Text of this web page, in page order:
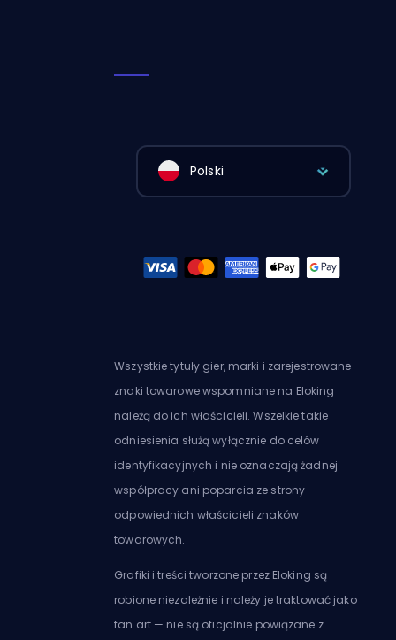
Polski
Wszystkie tytuły gier, marki i zarejestrowane
znaki towarowe wspomniane na Eloking
należą do ich właścicieli. Wszelkie takie
odniesienia służą wyłącznie do celów
identyfikacyjnych i nie oznaczają żadnej
współpracy ani poparcia ze strony
odpowiednich właścicieli znaków
towarowych.
Grafiki i treści tworzone przez Eloking są
robione niezależnie i należy je traktować jako
fan art — nie są oficjalnie powiązane z